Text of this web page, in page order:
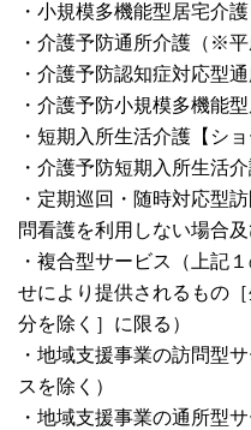
・小規模多機能型居宅介護
・介護予防通所介護（※平
・介護予防認知症対応型
・介護予防小規模多機能
・短期入所生活介護【ショ
・介護予防短期入所生活
・定期巡回・随時対応型
問看護を利用しない場合
・複合型サービス（上記
せにより提供されるもの
分を除く］に限る）
・地域支援事業の訪問型
スを除く）
・地域支援事業の通所型